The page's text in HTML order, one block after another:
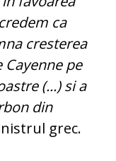
ca
cresterea
pe
(...) si a
din
grec.